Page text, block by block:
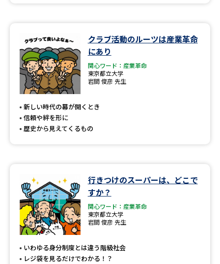
クラブ活動のルーツは産業革命
にあり
関心ワード：産業革命
東京都立大学
岩間 俊彦 先生
新しい時代の幕が開くとき
信頼や絆を形に
歴史から見えてくるもの
行きつけのスーパーは、どこで
すか？
関心ワード：産業革命
東京都立大学
岩間 俊彦 先生
いわゆる身分制度とは違う階級社会
レジ袋を見るだけでわかる！？